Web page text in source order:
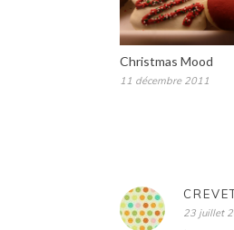
Christmas Mood
11 décembre 2011
23 juillet